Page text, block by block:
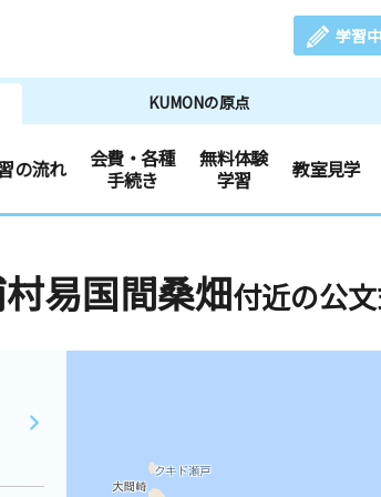
学習
KUMONの原点
の流れ
会費・各種
手続き
無料体験
学習
教室見学
易国間桑畑付近の公